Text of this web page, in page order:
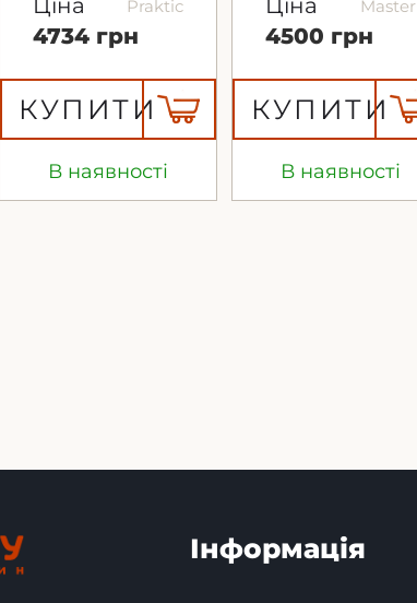
В наявності
Ціна Praktic
4734 грн
КУПИТИ
В наявності
Ціна Master
4500 грн
КУПИТИ
Інформація